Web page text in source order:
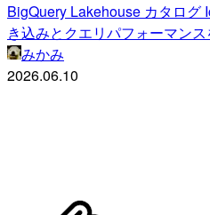
BigQuery Lakehouse カタログ
き込みとクエリパフォーマンス
みかみ
2026.06.10